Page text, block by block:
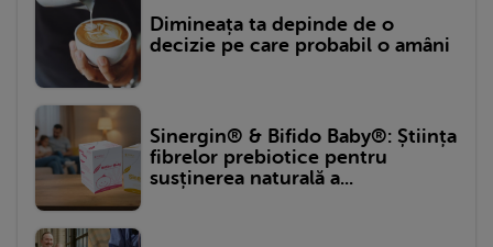
Dimineața ta depinde de o
decizie pe care probabil o amâni
Sinergin® & Bifido Baby®: Știința
fibrelor prebiotice pentru
susținerea naturală a...